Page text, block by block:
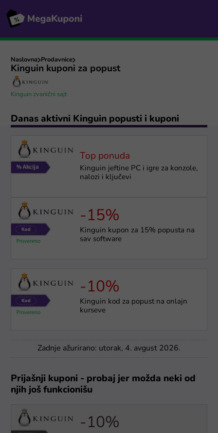
Naslovna Prodavnice
Kinguin kuponi za popust
Kinguin zvanični sajt
Danas aktivni Kinguin popusti i kuponi
Top ponuda
Kinguin jeftine PC i igre za konzole,
nalozi i ključevi
-15%
Kinguin kupon za 15% popusta na
sav software
-10%
Kinguin kod za popust na onlajn
kurseve
Zadnje ažurirano: utorak, 4. avgust 2026.
Prijašnji kuponi - probaj jer možda neki od
njih još funkcionišu
-10%